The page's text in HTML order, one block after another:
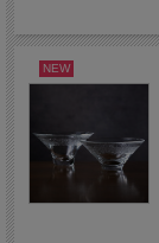
NEW